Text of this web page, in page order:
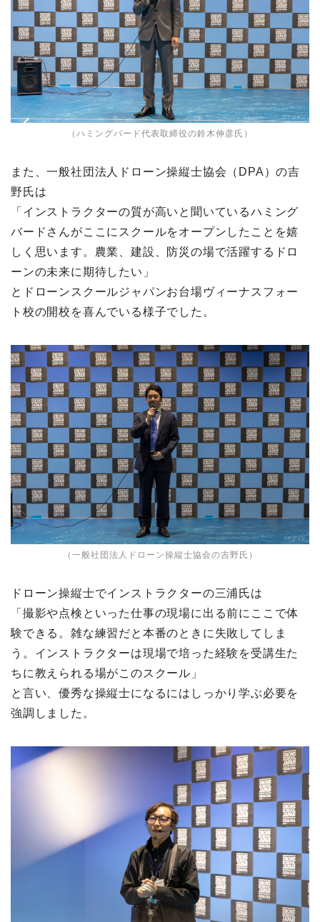
（ハミングバード代表取締役の鈴木伸彦氏）
また、一般社団法人ドローン操縦士協会（DPA）の吉
野氏は
「インストラクターの質が高いと聞いているハミング
バードさんがここにスクールをオープンしたことを嬉
しく思います。農業、建設、防災の場で活躍するドロ
ーンの未来に期待したい」
とドローンスクールジャパンお台場ヴィーナスフォー
ト校の開校を喜んでいる様子でした。
（一般社団法人ドローン操縦士協会の吉野氏）
ドローン操縦士でインストラクターの三浦氏は
「撮影や点検といった仕事の現場に出る前にここで体
験できる。雑な練習だと本番のときに失敗してしま
う。インストラクターは現場で培った経験を受講生た
ちに教えられる場がこのスクール」
と言い、優秀な操縦士になるにはしっかり学ぶ必要を
強調しました。